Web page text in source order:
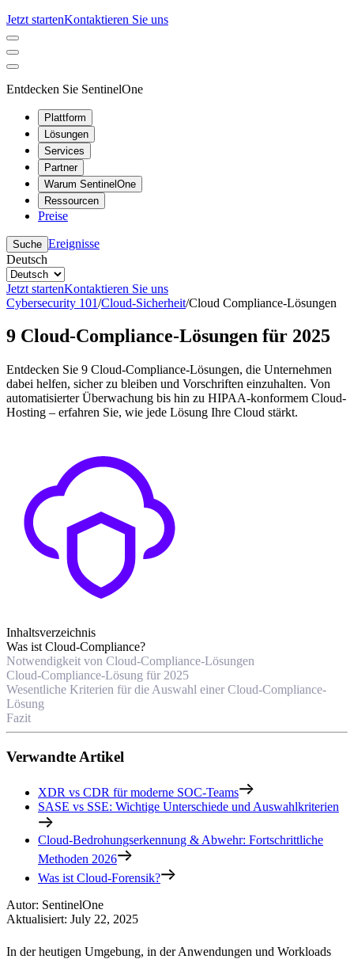
Jetzt startenKontaktieren Sie uns
Entdecken Sie SentinelOne
Plattform
Lösungen
Services
Partner
Warum SentinelOne
Ressourcen
Preise
Suche Ereignisse
Deutsch
Jetzt startenKontaktieren Sie uns
Cybersecurity 101/Cloud-Sicherheit/Cloud Compliance-Lösungen
9 Cloud-Compliance-Lösungen für 2025
Entdecken Sie 9 Cloud-Compliance-Lösungen, die Unternehmen
dabei helfen, sicher zu bleiben und Vorschriften einzuhalten. Von
automatisierter Überwachung bis hin zu HIPAA-konformem Cloud-
Hosting – erfahren Sie, wie jede Lösung Ihre Cloud stärkt.
Inhaltsverzeichnis
Was ist Cloud-Compliance?
Notwendigkeit von Cloud-Compliance-Lösungen
Cloud-Compliance-Lösung für 2025
Wesentliche Kriterien für die Auswahl einer Cloud-Compliance-
Lösung
Fazit
Verwandte Artikel
XDR vs CDR für moderne SOC-Teams
SASE vs SSE: Wichtige Unterschiede und Auswahlkriterien
Cloud-Bedrohungserkennung & Abwehr: Fortschrittliche
Methoden 2026
Was ist Cloud-Forensik?
Autor: SentinelOne
Aktualisiert: July 22, 2025
In der heutigen Umgebung, in der Anwendungen und Workloads